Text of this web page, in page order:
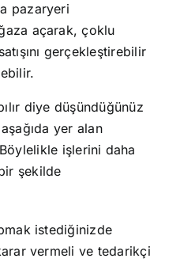
pazaryeri
açarak, çoklu
gerçekleştirebilir
diye düşündüğünüz
yer alan
işlerini daha
şekilde
istediğinizde
vermeli ve tedarikçi